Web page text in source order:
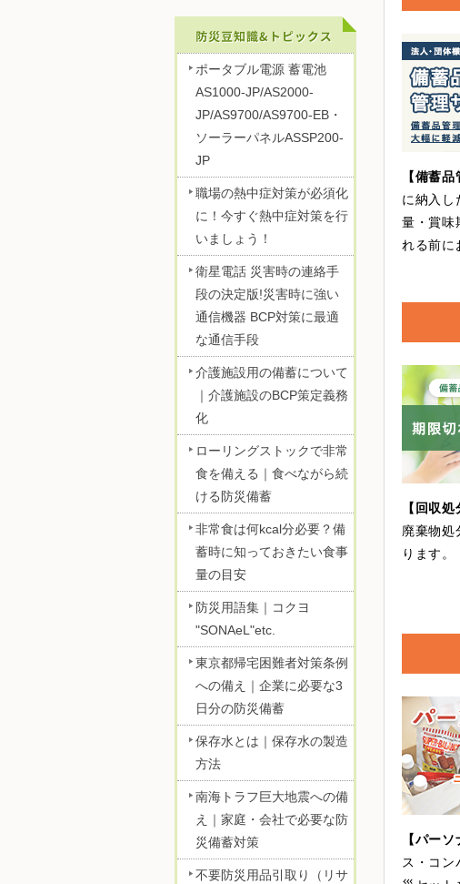
【備蓄
に納入し
量・賞味
れる前に
【回収
廃棄物処
ります。
【パーソ
ス・コン
ポータブル電源 蓄電池
AS1000-JP/AS2000-
JP/AS9700/AS9700-EB・
ソーラーパネルASSP200-
JP
職場の熱中症対策が必須化
に！今すぐ熱中症対策を行
いましょう！
衛星電話 災害時の連絡手
段の決定版!災害時に強い
通信機器 BCP対策に最適
な通信手段
介護施設用の備蓄について
｜介護施設のBCP策定義務
化
ローリングストックで非常
食を備える｜食べながら続
ける防災備蓄
非常食は何kcal分必要？備
蓄時に知っておきたい食事
量の目安
防災用語集｜コクヨ
"SONAeL"etc.
東京都帰宅困難者対策条例
への備え｜企業に必要な3
日分の防災備蓄
保存水とは｜保存水の製造
方法
南海トラフ巨大地震への備
え｜家庭・会社で必要な防
災備蓄対策
不要防災用品引取り（リサ